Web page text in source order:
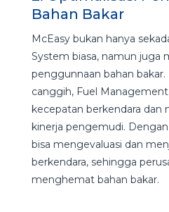
Bahan Bakar
McEasy bukan hanya
System biasa, namun juga
penggunnaan bahan
canggih, Fuel
kecepatan berkendara dan
kinerja pengemudi.
bisa mengevaluasi dan
berkendara, sehingga
menghemat bahan bakar.